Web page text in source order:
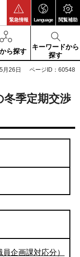
緊急情報 Language 閲覧補助
ら探す
キーワードから
探す
月26日 ページID：60548
冬季定期交渉
企画課対応分）